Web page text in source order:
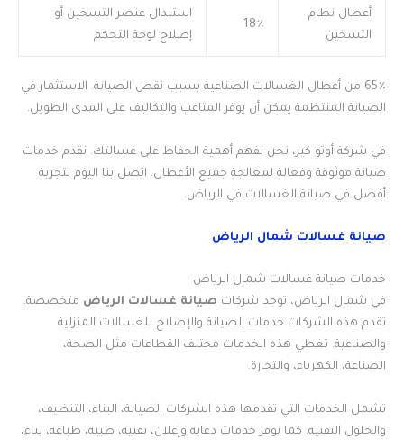
أعطال نظام
التسخين
18٪
استبدال عنصر التسخين أو
إصلاح لوحة التحكم
65٪ من أعطال الغسالات الصناعية بسبب نقص الصيانة. الاستثمار في
الصيانة المنتظمة يمكن أن يوفر المتاعب والتكاليف على المدى الطويل.
في شركة أوتو كير، نحن نفهم أهمية الحفاظ على غسالتك. نقدم خدمات
صيانة موثوقة وفعالة لمعالجة جميع الأعطال. اتصل بنا اليوم لتجربة
أفضل في صيانة الغسالات في الرياض.
صيانة غسالات شمال الرياض
خدمات صيانة غسالات شمال الرياض
في شمال الرياض، توجد شركات صيانة غسالات الرياض متخصصة.
تقدم هذه الشركات خدمات الصيانة والإصلاح للغسالات المنزلية
والصناعية. تغطي هذه الخدمات مختلف القطاعات مثل الصحة،
الصناعة، الكهرباء، والتجارة.
تشمل الخدمات التي تقدمها هذه الشركات الصيانة، البناء، التنظيف،
والحلول التقنية. كما توفر خدمات دعاية وإعلان، تقنية، طبية، طباعة، بناء،